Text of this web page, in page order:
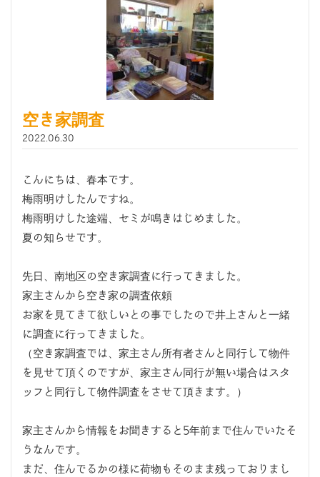
空き家調査
2022.06.30
こんにちは、春本です。
梅雨明けしたんですね。
梅雨明けした途端、セミが鳴きはじめました。
夏の知らせです。
先日、南地区の空き家調査に行ってきました。
家主さんから空き家の調査依頼
お家を見てきて欲しいとの事でしたので井上さんと一緒
に調査に行ってきました。
（空き家調査では、家主さん所有者さんと同行して物件
を見せて頂くのですが、家主さん同行が無い場合はスタ
ッフと同行して物件調査をさせて頂きます。）
家主さんから情報をお聞きすると5年前まで住んでいたそ
うなんです。
まだ、住んでるかの様に荷物もそのまま残っておりまし